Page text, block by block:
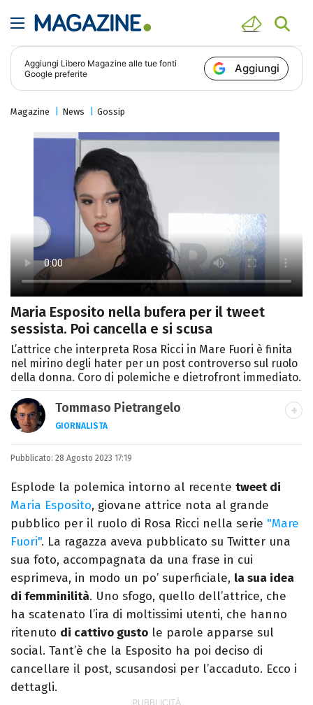
Aggiungi Libero Magazine alle tue fonti
Google preferite
Aggiungi
Magazine News Gossip
Maria Esposito nella bufera per il tweet
sessista. Poi cancella e si scusa
L’attrice che interpreta Rosa Ricci in Mare Fuori è finita
nel mirino degli hater per un post controverso sul ruolo
della donna. Coro di polemiche e dietrofront immediato.
Tommaso Pietrangelo
GIORNALISTA
Autore, giornalista, cantautore. Laureato in
Letterature Straniere, è appassionato di
cinema, poesia e Shakespeare. Scrive
canzoni e ama i gatti.
Pubblicato: 28 Agosto 2023 17:19
Esplode la polemica intorno al recente tweet di
Maria Esposito, giovane attrice nota al grande
pubblico per il ruolo di Rosa Ricci nella serie "Mare
Fuori". La ragazza aveva pubblicato su Twitter una
sua foto, accompagnata da una frase in cui
esprimeva, in modo un po’ superficiale, la sua idea
di femminilità. Uno sfogo, quello dell’attrice, che
ha scatenato l’ira di moltissimi utenti, che hanno
ritenuto di cattivo gusto le parole apparse sul
social. Tant’è che la Esposito ha poi deciso di
cancellare il post, scusandosi per l’accaduto. Ecco i
dettagli.